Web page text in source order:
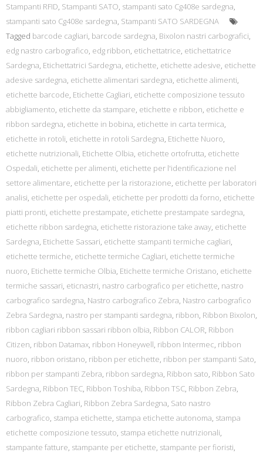
Stampanti RFID, Stampanti SATO, stampanti sato Cg408e sardegna,
stampanti sato Cg408e sardegna, Stampanti SATO SARDEGNA
Tagged barcode cagliari, barcode sardegna, Bixolon nastri carbografici,
edg nastro carbografico, edg ribbon, etichettatrice, etichettatrice
Sardegna, Etichettatrici Sardegna, etichette, etichette adesive, etichette
adesive sardegna, etichette alimentari sardegna, etichette alimenti,
etichette barcode, Etichette Cagliari, etichette composizione tessuto
abbigliamento, etichette da stampare, etichette e ribbon, etichette e
ribbon sardegna, etichette in bobina, etichette in carta termica,
etichette in rotoli, etichette in rotoli Sardegna, Etichette Nuoro,
etichette nutrizionali, Etichette Olbia, etichette ortofrutta, etichette
Ospedali, etichette per alimenti, etichette per l'identificazione nel
settore alimentare, etichette per la ristorazione, etichette per laboratori
analisi, etichette per ospedali, etichette per prodotti da forno, etichette
piatti pronti, etichette prestampate, etichette prestampate sardegna,
etichette ribbon sardegna, etichette ristorazione take away, etichette
Sardegna, Etichette Sassari, etichette stampanti termiche cagliari,
etichette termiche, etichette termiche Cagliari, etichette termiche
nuoro, Etichette termiche Olbia, Etichette termiche Oristano, etichette
termiche sassari, eticnastri, nastro carbografico per etichette, nastro
carbografico sardegna, Nastro carbografico Zebra, Nastro carbografico
Zebra Sardegna, nastro per stampanti sardegna, ribbon, Ribbon Bixolon,
ribbon cagliari ribbon sassari ribbon olbia, Ribbon CALOR, Ribbon
Citizen, ribbon Datamax, ribbon Honeywell, ribbon Intermec, ribbon
nuoro, ribbon oristano, ribbon per etichette, ribbon per stampanti Sato,
ribbon per stampanti Zebra, ribbon sardegna, Ribbon sato, Ribbon Sato
Sardegna, Ribbon TEC, Ribbon Toshiba, Ribbon TSC, Ribbon Zebra,
Ribbon Zebra Cagliari, Ribbon Zebra Sardegna, Sato nastro
carbografico, stampa etichette, stampa etichette autonoma, stampa
etichette composizione tessuto, stampa etichette nutrizionali,
stampante fatture, stampante per etichette, stampante per fioristi,